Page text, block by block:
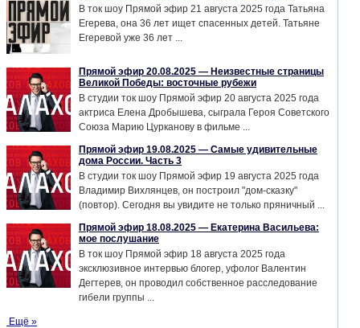
В ток шоу Прямой эфир 21 августа 2025 года Татьяна
Егерева, она 36 лет ищет спасенных детей. Татьяне
Егеревой уже 36 лет ...
Прямой эфир 20.08.2025 — Неизвестные страницы
Великой Победы: восточные рубежи
В студии ток шоу Прямой эфир 20 августа 2025 года
актриса Елена Дробышева, сыграла Героя Советского
Союза Марию Цурканову в фильме ...
Прямой эфир 19.08.2025 — Самые удивительные
дома России. Часть 3
В студии ток шоу Прямой эфир 19 августа 2025 года
Владимир Вихлянцев, он построил "дом-сказку"
(повтор). Сегодня вы увидите не только пряничный ...
Прямой эфир 18.08.2025 — Екатерина Васильева:
мое послушание
В ток шоу Прямой эфир 18 августа 2025 года
эксклюзивное интервью блогер, уфолог Валентин
Дегтерев, он проводил собственное расследование
гибели группы ...
Ещё »